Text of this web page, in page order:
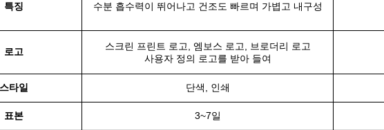
특징 수분 흡수력이 뛰어나고 건조도 빠르며 가볍고 내구성
로고
스크린 프린트 로고, 엠보스 로고, 브로더리 로고
사용자 정의 로고를 받아 들여
타일 단색, 인쇄
표본 3~7일